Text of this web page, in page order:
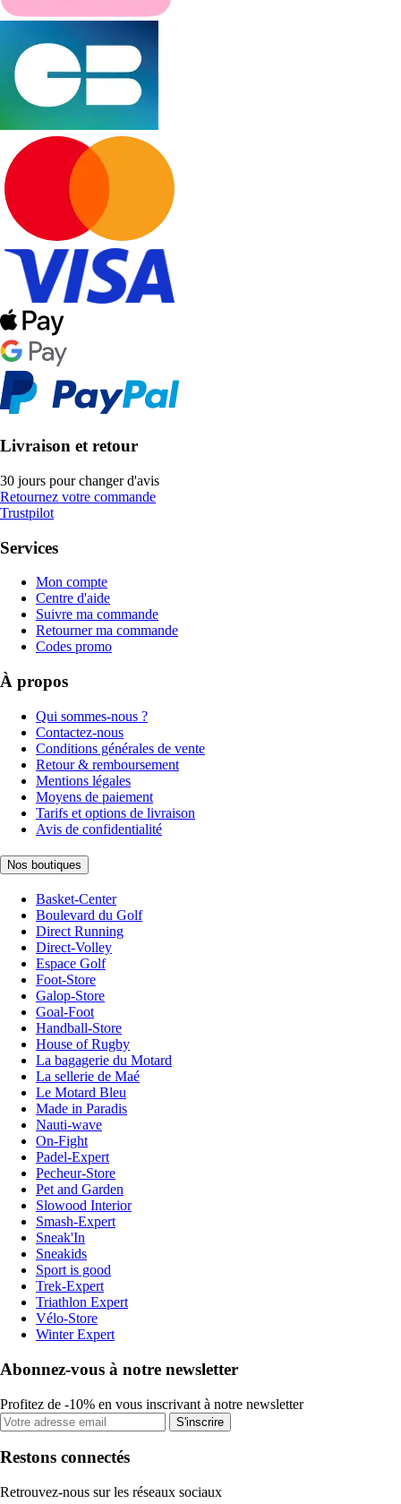
Livraison et retour
30 jours pour changer d'avis
Retournez votre commande
Trustpilot
Services
Mon compte
Centre d'aide
Suivre ma commande
Retourner ma commande
Codes promo
À propos
Qui sommes-nous ?
Contactez-nous
Conditions générales de vente
Retour & remboursement
Mentions légales
Moyens de paiement
Tarifs et options de livraison
Avis de confidentialité
Nos boutiques
Basket-Center
Boulevard du Golf
Direct Running
Direct-Volley
Espace Golf
Foot-Store
Galop-Store
Goal-Foot
Handball-Store
House of Rugby
La bagagerie du Motard
La sellerie de Maé
Le Motard Bleu
Made in Paradis
Nauti-wave
On-Fight
Padel-Expert
Pecheur-Store
Pet and Garden
Slowood Interior
Smash-Expert
Sneak'In
Sneakids
Sport is good
Trek-Expert
Triathlon Expert
Vélo-Store
Winter Expert
Abonnez-vous à notre newsletter
Profitez de -10% en vous inscrivant à notre newsletter
S'inscrire
Restons connectés
Retrouvez-nous sur les réseaux sociaux